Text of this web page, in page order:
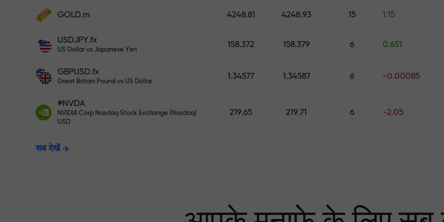
फंड्स डिपॉज़िट करें और अपने डिपॉज़िट से 1,000 गुना
डिपॉज़िट, उतना बड़ा मल्टिप्लायर।
अपने खाते में $333 जमा करें — और $1,500 तक का उपहार चुनें
रिस्क-फ्री ट्रेडिंग — हम आपके लाभ की गारंटी
X1000 तक बोनस — मार्केट में सबसे बड़ा
GOLD.m 4248.81 4248.93 15 1.15
USDJPY.fx
US Dollar vs Japanese Yen
158.372 158.379 6 0.651
GBPUSD.fx
Great Britain Pound vs US Dollar
1.34577 1.34587 6 -0.00085
#NVDA
NVIDIA Corp Nasdaq Stock Exchange (Nasdaq)
USD
219.65 219.71 6 -2.05
सब देखें